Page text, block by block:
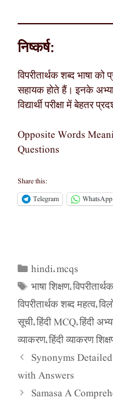
निष्कर्ष:
विपरीतार्थक शब्द भाषा
सहायक होते हैं। इनके
विद्यार्थी परीक्षा में बेहतर
Opposite Words
Questions
Share this:
Telegram
WhatsApp
Categories
hindi,mcqs
Tags
भाषा शिक्षण,
विपरीतार्थक शब्द महत्व,
सूची, हिंदी MCQ, हिंदी
व्याकरण, हिंदी व्याकरण
Synonyms
with Answers
Samasa A